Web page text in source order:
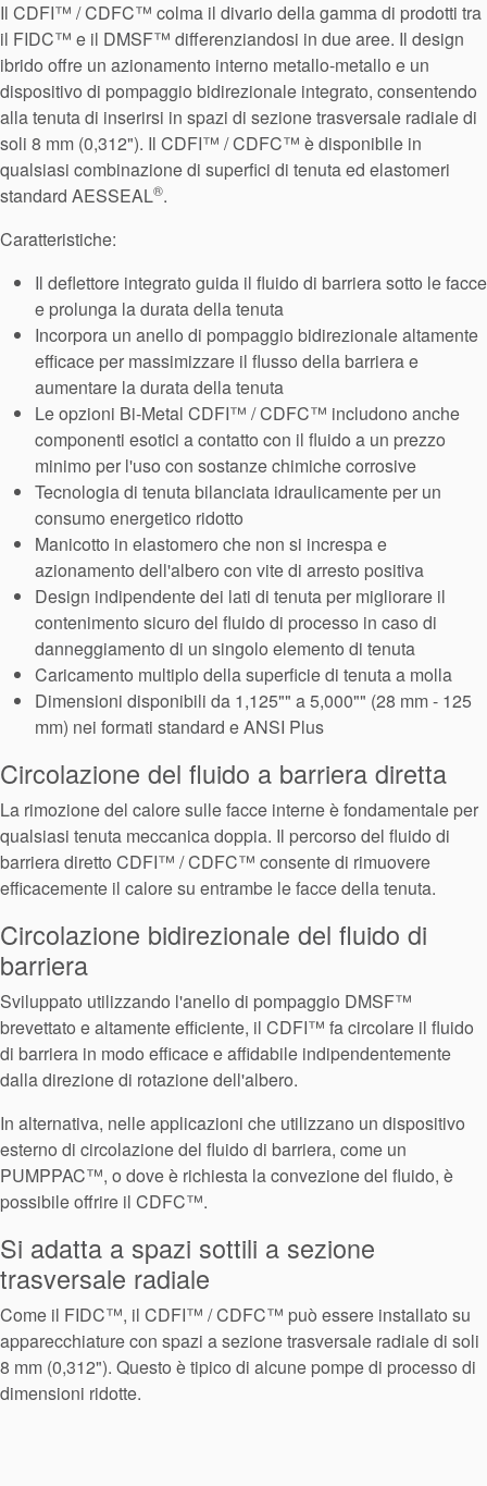
Sistema di
supporto per
guarnizioni
Certificazioni e standard
Contatti
Locazioni
Sostenibilità
Il CDFI™ / CDFC™ colma il divario della gamma di prodotti tra
il FIDC™ e il DMSF™ differenziandosi in due aree. Il design
ibrido offre un azionamento interno metallo-metallo e un
dispositivo di pompaggio bidirezionale integrato, consentendo
alla tenuta di inserirsi in spazi di sezione trasversale radiale di
soli 8 mm (0,312"). Il CDFI™ / CDFC™ è disponibile in
qualsiasi combinazione di superfici di tenuta ed elastomeri
standard AESSEAL®.
Caratteristiche:
Il deflettore integrato guida il fluido di barriera sotto le facce
e prolunga la durata della tenuta
Incorpora un anello di pompaggio bidirezionale altamente
efficace per massimizzare il flusso della barriera e
aumentare la durata della tenuta
Le opzioni Bi-Metal CDFI™ / CDFC™ includono anche
componenti esotici a contatto con il fluido a un prezzo
minimo per l'uso con sostanze chimiche corrosive
Tecnologia di tenuta bilanciata idraulicamente per un
consumo energetico ridotto
Manicotto in elastomero che non si increspa e
azionamento dell'albero con vite di arresto positiva
Design indipendente dei lati di tenuta per migliorare il
contenimento sicuro del fluido di processo in caso di
danneggiamento di un singolo elemento di tenuta
Caricamento multiplo della superficie di tenuta a molla
Dimensioni disponibili da 1,125"" a 5,000"" (28 mm - 125
mm) nei formati standard e ANSI Plus
Circolazione del fluido a barriera diretta
La rimozione del calore sulle facce interne è fondamentale per
qualsiasi tenuta meccanica doppia. Il percorso del fluido di
barriera diretto CDFI™ / CDFC™ consente di rimuovere
efficacemente il calore su entrambe le facce della tenuta.
Circolazione bidirezionale del fluido di
barriera
Sviluppato utilizzando l'anello di pompaggio DMSF™
brevettato e altamente efficiente, il CDFI™ fa circolare il fluido
di barriera in modo efficace e affidabile indipendentemente
dalla direzione di rotazione dell'albero.
In alternativa, nelle applicazioni che utilizzano un dispositivo
esterno di circolazione del fluido di barriera, come un
PUMPPAC™, o dove è richiesta la convezione del fluido, è
possibile offrire il CDFC™.
Si adatta a spazi sottili a sezione
trasversale radiale
Come il FIDC™, il CDFI™ / CDFC™ può essere installato su
apparecchiature con spazi a sezione trasversale radiale di soli
8 mm (0,312"). Questo è tipico di alcune pompe di processo di
dimensioni ridotte.